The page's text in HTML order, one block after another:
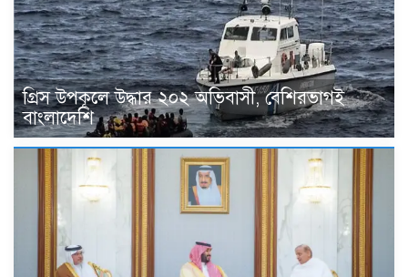
গ্রিস উপকূলে উদ্ধার ২০২ অভিবাসী, বেশিরভাগই
বাংলাদেশি